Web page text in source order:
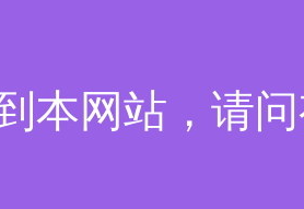
本网站，请